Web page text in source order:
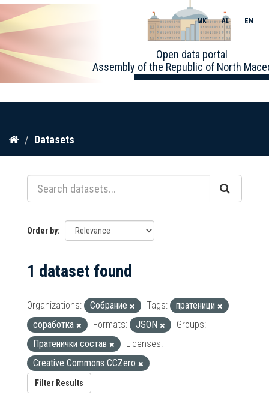
Skip
content
Open data portal
Assembly of the Republic of North
MK AL EN
Datasets
Order by
1 dataset found
Organizations: Собрание Tags:
пратеници
соработка
Formats: JSON
Groups:
Пратенички состав
Licenses:
Creative Commons CCZero
Filter Results